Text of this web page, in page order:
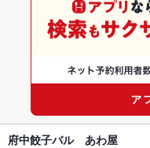
府中餃子バル あわ屋